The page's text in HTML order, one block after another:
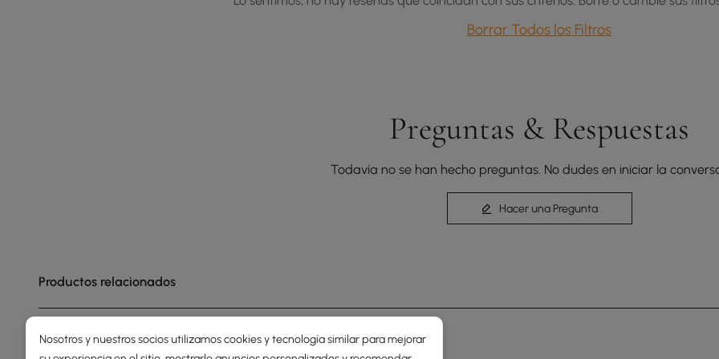
Borrar Todos los Filtros
Preguntas & Respuestas
Todavía no se han hecho preguntas. No dudes en iniciar la
Hacer una Pregunta
Productos relacionados
Nosotros y nuestros socios utilizamos cookies y tecnología similar para mejorar